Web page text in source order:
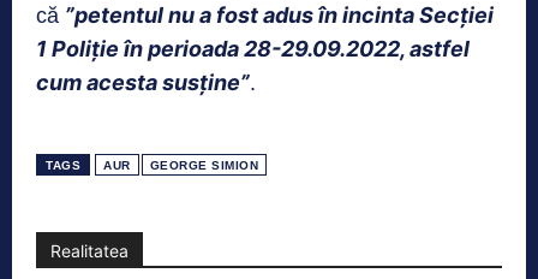
că ”petentul nu a fost adus în incinta Secției
1 Poliție în perioada 28-29.09.2022, astfel
cum acesta susține”.
TAGS AUR GEORGE SIMION
Realitatea